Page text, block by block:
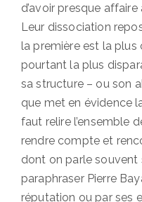
d’avoir presque
Leur dissociation
la première est la plus
pourtant la plus
sa structure – ou son
que met en évidence
faut relire l’ensemble
rendre compte et
dont on parle souvent
paraphraser Pierre
réputation ou par ses